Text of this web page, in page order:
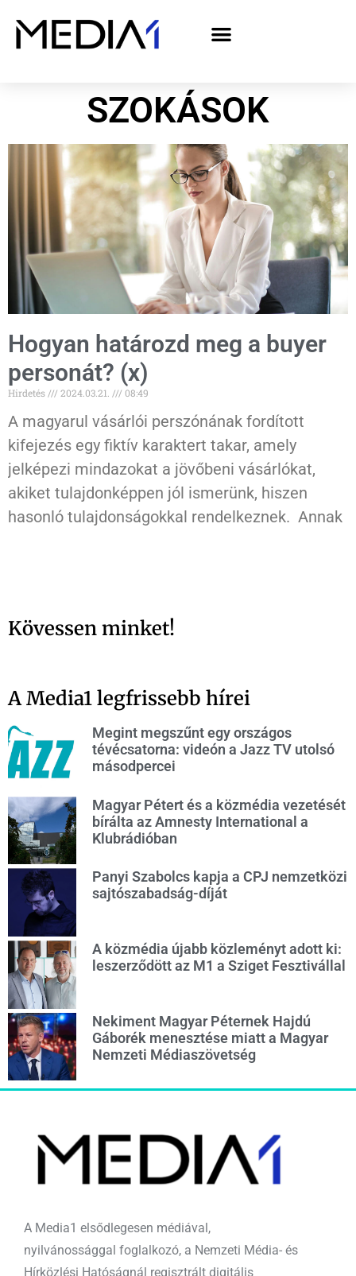
SZOKÁSOK
Hogyan határozd meg a buyer
personát? (x)
Hirdetés 2024.03.21. 08:49
A magyarul vásárlói perszónának fordított
kifejezés egy fiktív karaktert takar, amely
jelképezi mindazokat a jövőbeni vásárlókat,
akiket tulajdonképpen jól ismerünk, hiszen
hasonló tulajdonságokkal rendelkeznek. Annak
Kövessen minket!
A Media1 legfrissebb hírei
Megint megszűnt egy országos
tévécsatorna: videón a Jazz TV utolsó
másodpercei
Magyar Pétert és a közmédia vezetését
bírálta az Amnesty International a
Klubrádióban
Panyi Szabolcs kapja a CPJ nemzetközi
sajtószabadság-díját
A közmédia újabb közleményt adott ki:
leszerződött az M1 a Sziget Fesztivállal
Nekiment Magyar Péternek Hajdú
Gáborék menesztése miatt a Magyar
Nemzeti Médiaszövetség
A Media1 elsődlegesen médiával,
nyilvánossággal foglalkozó, a Nemzeti Média- és
Hírközlési Hatóságnál regisztrált digitális